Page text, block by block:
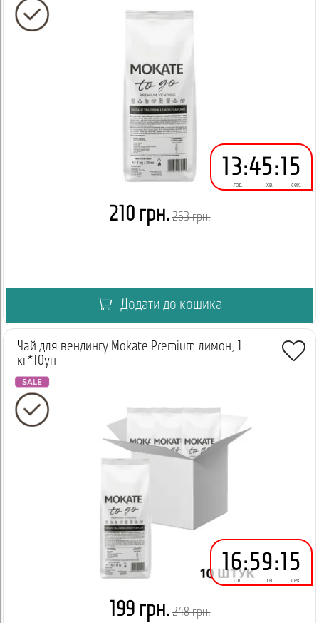
13
год.
:45
хв.
: 14
сек.
210 грн. 263 грн.
Додати до кошика
Чай для вендингу Mokate Premium лимон, 1
кг*10уп
16
год.
:59
хв.
: 14
сек.
199 грн. 248 грн.